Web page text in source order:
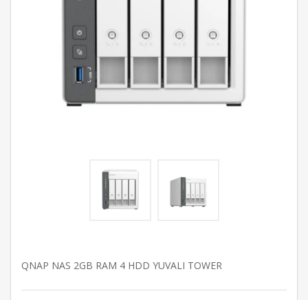
QNAP NAS 2GB RAM 4 HDD YUVALI TOWER